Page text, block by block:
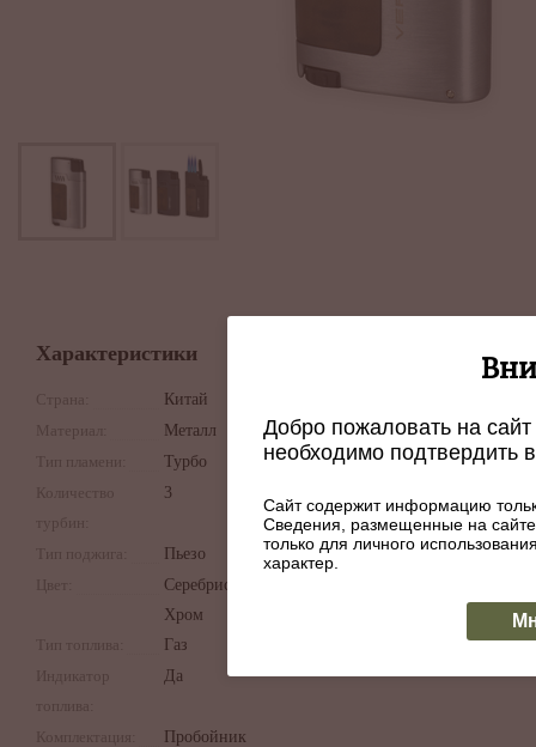
Характеристики
Страна:
Китай
Материал:
Металл
Тип пламени:
Турбо
Количество
турбин:
3
Тип поджига:
Пьезо
Цвет:
Серебристый,
Хром
Тип топлива:
Газ
Индикатор
топлива:
Да
Комплектация: Пробойник
Тройное пламя горелки.
Большой регулятор
Прочный металлический
Добро пожаловать на
необходимо подтвердить
Сайт содержит информацию
Сведения, размещенные на
только для личного
характер.